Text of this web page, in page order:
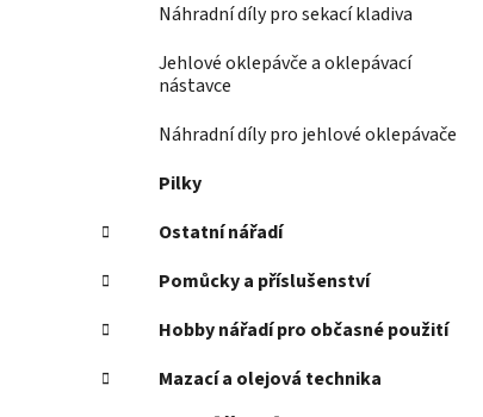
Náhradní díly pro sekací kladiva
Jehlové oklepávče a oklepávací
nástavce
Náhradní díly pro jehlové oklepávače
Pilky
Ostatní nářadí
Pomůcky a příslušenství
Hobby nářadí pro občasné použití
Mazací a olejová technika